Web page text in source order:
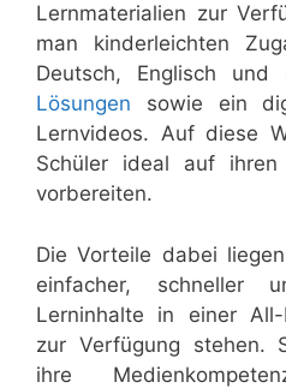
Lernmaterialien zur
man kinderleichten
Deutsch, Englisch und
Lösungen sowie ein
Lernvideos. Auf diese
Schüler ideal auf ihren
vorbereiten.
Die Vorteile dabei
einfacher, schneller
Lerninhalte in einer
zur Verfügung stehen.
ihre